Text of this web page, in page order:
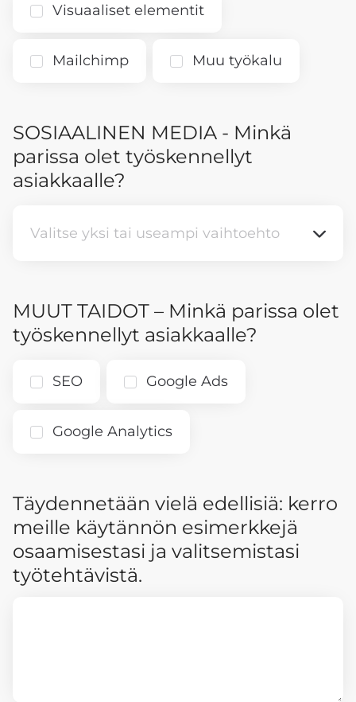
Visuaaliset elementit
Mailchimp Muu työkalu
SOSIAALINEN MEDIA - Minkä
parissa olet työskennellyt
asiakkaalle?
Valitse yksi tai useampi vaihtoehto
Valitse yksi tai useampi vaihtoehto
MUUT TAIDOT – Minkä parissa olet
työskennellyt asiakkaalle?
SEO Google Ads
Google Analytics
Täydennetään vielä edellisiä: kerro
meille käytännön esimerkkejä
osaamisestasi ja valitsemistasi
työtehtävistä.